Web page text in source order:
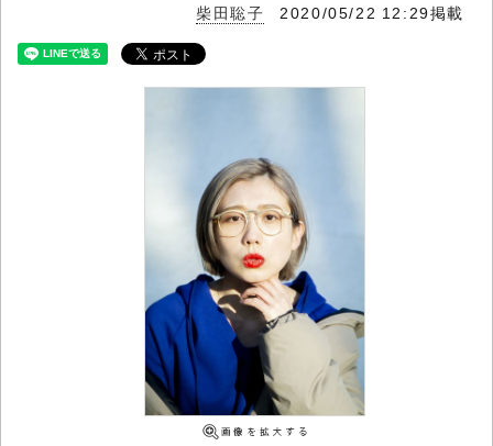
柴田聡子 2020/05/22 12:29掲載